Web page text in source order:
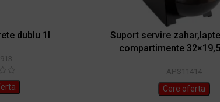
dublu 1l
Suport servire
compartimente
APS11414
Cere oferta